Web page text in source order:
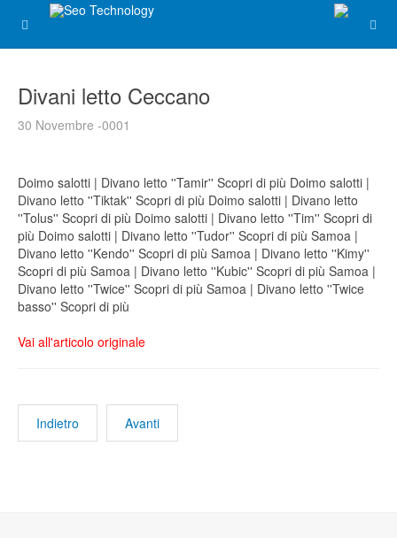
Divani letto Ceccano
30 Novembre -0001
Doimo salotti | Divano letto ''Tamir'' Scopri di più Doimo salotti |
Divano letto ''Tiktak'' Scopri di più Doimo salotti | Divano letto
''Tolus'' Scopri di più Doimo salotti | Divano letto ''Tim'' Scopri di
più Doimo salotti | Divano letto ''Tudor'' Scopri di più Samoa |
Divano letto ''Kendo'' Scopri di più Samoa | Divano letto ''Kimy''
Scopri di più Samoa | Divano letto ''Kubic'' Scopri di più Samoa |
Divano letto ''Twice'' Scopri di più Samoa | Divano letto ''Twice
basso'' Scopri di più
Vai all'articolo originale
Indietro Avanti